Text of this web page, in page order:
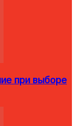
при выборе